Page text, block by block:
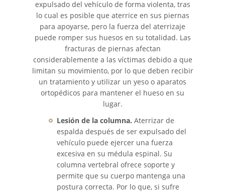
Blog
Contact
expulsado del vehículo de forma violenta, tras
lo cual es posible que aterrice en sus piernas
para apoyarse, pero la fuerza del aterrizaje
puede romper sus huesos en su totalidad. Las
fracturas de piernas afectan
considerablemente a las víctimas debido a que
limitan su movimiento, por lo que deben recibir
un tratamiento y utilizar un yeso o aparatos
ortopédicos para mantener el hueso en su
lugar.
Lesión de la columna. Aterrizar de
espalda después de ser expulsado del
vehículo puede ejercer una fuerza
excesiva en su médula espinal. Su
columna vertebral ofrece soporte y
permite que su cuerpo mantenga una
postura correcta. Por lo que, si sufre